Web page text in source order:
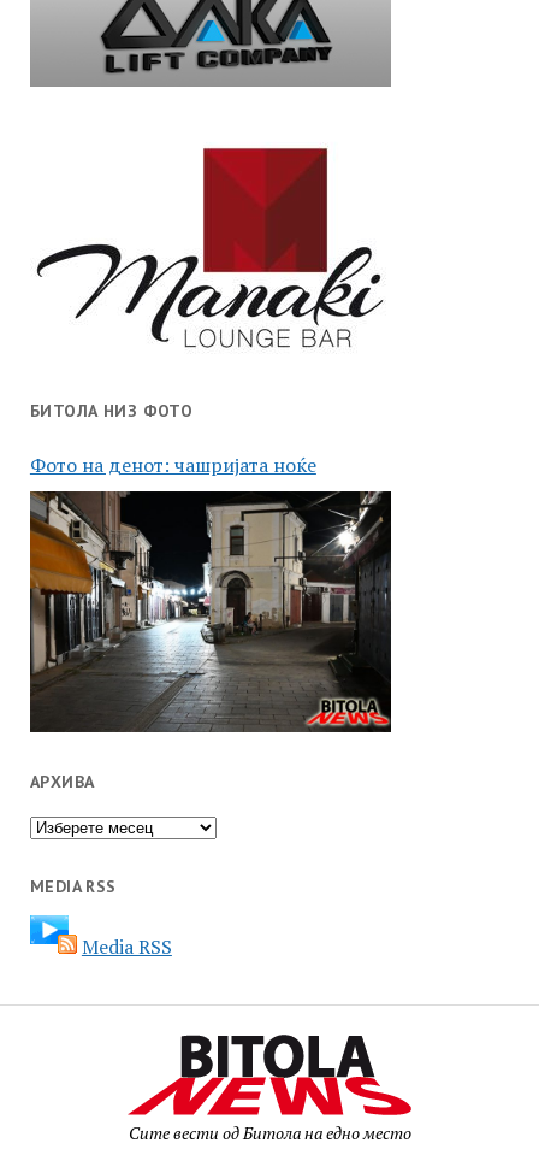
БИТОЛА НИЗ ФОТО
Фото на денот: чашријата ноќе
АРХИВА
Архива
MEDIA RSS
Media RSS
Сите вести од Битола на едно место